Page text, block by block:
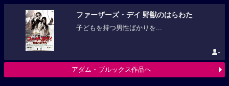
ファーザーズ・デイ 野獣のはらわた
子どもを持つ男性ばかりを...
-
アダム・ブルックス作品へ